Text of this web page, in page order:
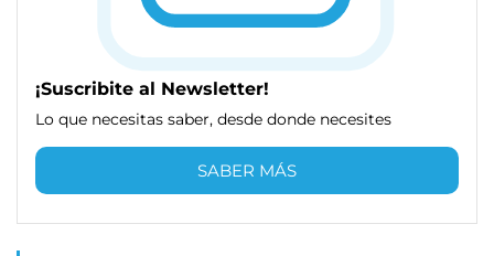
¡Suscribite al Newsletter!
Lo que necesitas saber, desde donde necesites
SABER MÁS